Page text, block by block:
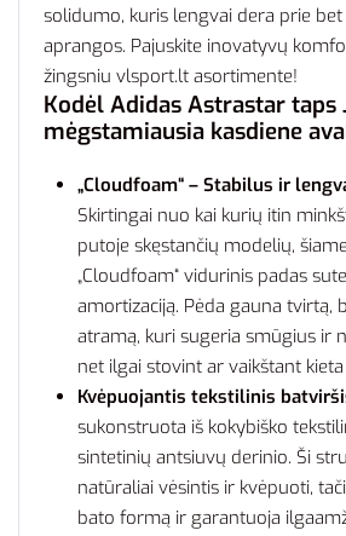
solidumo, kuris lengvai dera prie bet
aprangos. Pajuskite inovatyvų
žingsniu vlsport.lt asortimente!
Kodėl Adidas Astrastar taps
mėgstamiausia kasdiene
„Cloudfoam“ – Stabilus ir
Skirtingai nuo kai kurių itin
putoje skęstančių modelių,
„Cloudfoam“ vidurinis padas
amortizaciją. Pėda gauna tvirtą,
atramą, kuri sugeria smūgius ir
net ilgai stovint ar vaikštant
Kvėpuojantis tekstilinis
sukonstruota iš kokybiško
sintetinių antsiuvų derinio. Ši
natūraliai vėsintis ir kvėpuoti,
bato formą ir garantuoja